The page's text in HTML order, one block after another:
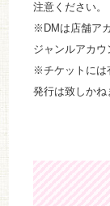
注意ください。
※DMは店舗ア
ジャンルアカウ
※チケットには
発行は致しかね